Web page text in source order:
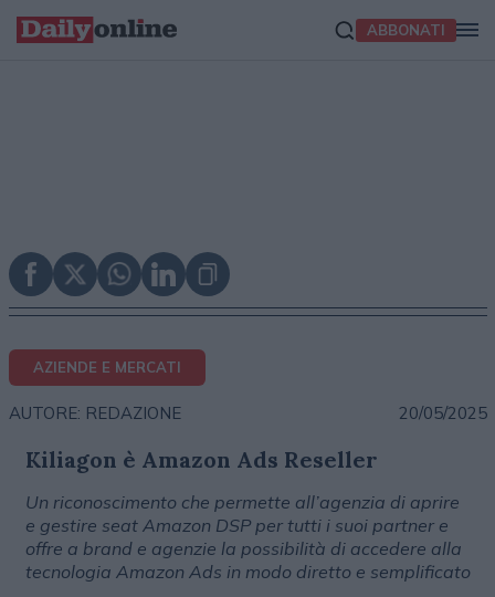
ABBONATI
AZIENDE E MERCATI
AUTORE: REDAZIONE 20/05/2025
Kiliagon è Amazon Ads Reseller
Un riconoscimento che permette all’agenzia di aprire
e gestire seat Amazon DSP per tutti i suoi partner e
offre a brand e agenzie la possibilità di accedere alla
tecnologia Amazon Ads in modo diretto e semplificato